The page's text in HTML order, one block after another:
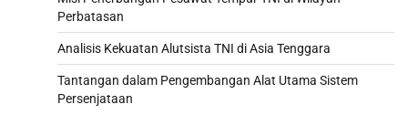
Perbatasan
Analisis Kekuatan Alutsista TNI di Asia Tenggara
Tantangan dalam Pengembangan Alat Utama Sistem
Persenjataan